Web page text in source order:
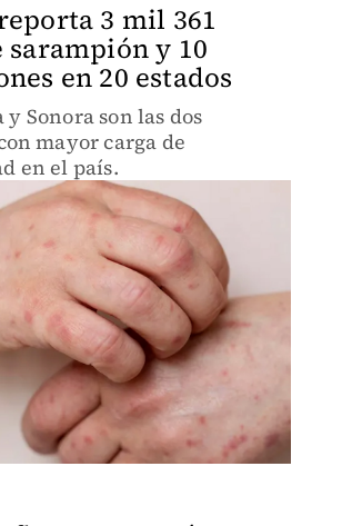
3 mil 361
sarampión y 10
en 20 estados
Sonora son las dos
mayor carga de
en el país.